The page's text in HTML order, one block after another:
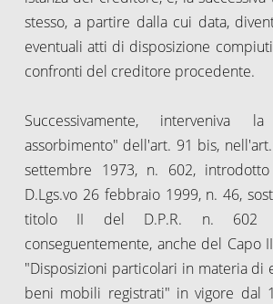
stesso, a partire dalla cui data,
eventuali atti di disposizione
confronti del creditore procedente.
Successivamente, interveniva
assorbimento" dell'art. 91 bis,
settembre 1973, n. 602,
D.Lgs.vo 26 febbraio 1999, n. 46,
titolo II del D.P.R. n. 602
conseguentemente, anche del Capo
"Disposizioni particolari in materia di
beni mobili registrati" in vigore dal